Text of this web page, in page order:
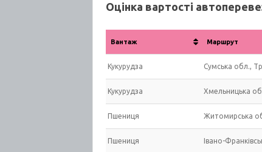
Оцінка вартості
Вантаж Маршрут
Кукурудза Сумська обл.,
Кукурудза Хмельницька
Пшениця Житомирська
Пшениця Івано-